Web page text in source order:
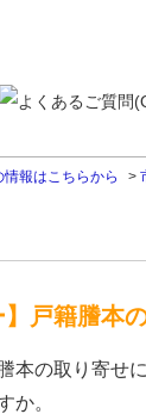
情報はこちらから >
】戸籍謄本
本の取り寄せ
か。